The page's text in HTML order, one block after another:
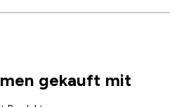
gekauft mit